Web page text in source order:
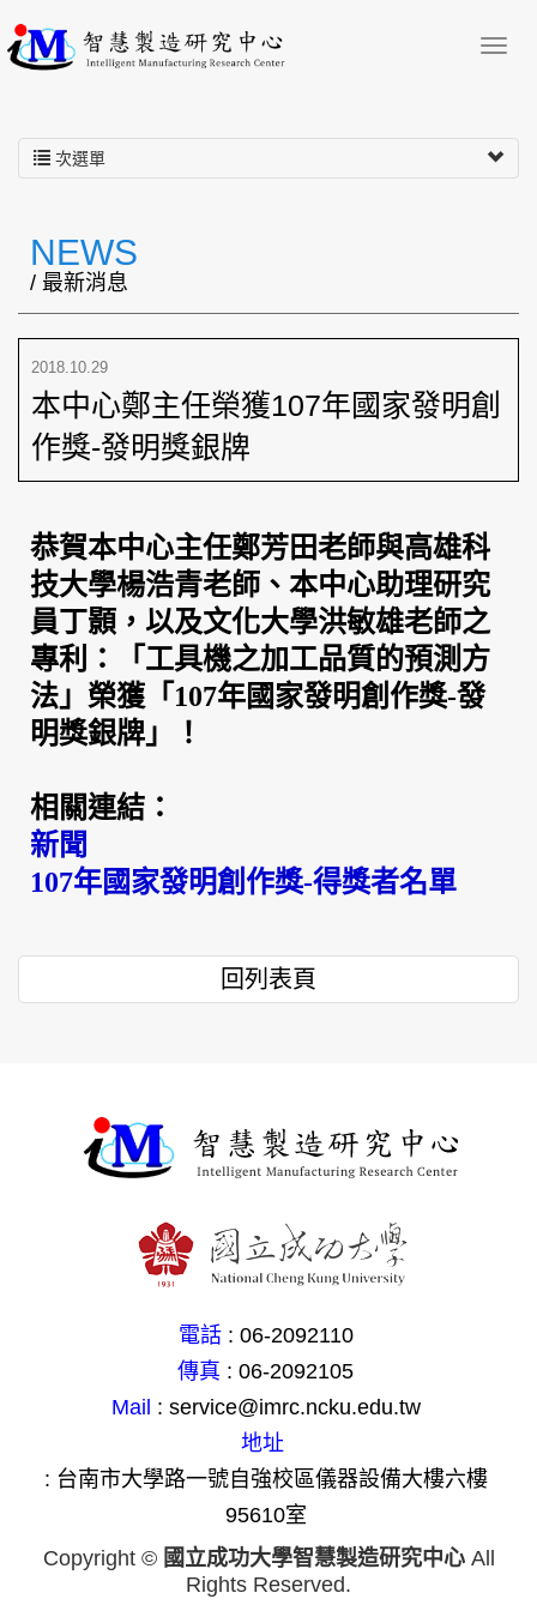
次選單
NEWS
/ 最新消息
2018.10.29
本中心鄭主任榮獲107年國家發明創
作獎-發明獎銀牌
恭賀本中心主任鄭芳田老師與高雄科
技大學楊浩青老師、本中心助理研究
員丁顥，以及文化大學洪敏雄老師之
專利：「工具機之加工品質的預測方
法」榮獲「107年國家發明創作獎-發
明獎銀牌」！
相關連結：
新聞
107年國家發明創作獎-得獎者名單
回列表頁
電話 : 06-2092110
傳真 : 06-2092105
Mail : service@imrc.ncku.edu.tw
地址
: 台南市大學路一號自強校區儀器設備大樓六樓
95610室
Copyright © 國立成功大學智慧製造研究中心All
Rights Reserved.